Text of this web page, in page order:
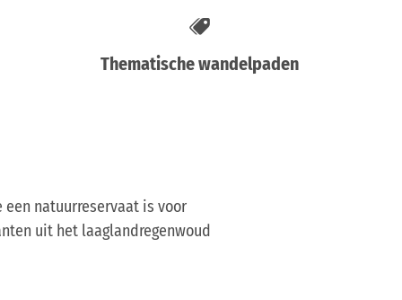
Thematische wandelpaden
natuurreservaat is voor
uit het laaglandregenwoud